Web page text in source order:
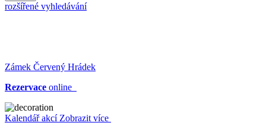
rozšířené vyhledávání
Zámek Červený Hrádek
Rezervace online
Kalendář akcí Zobrazit více